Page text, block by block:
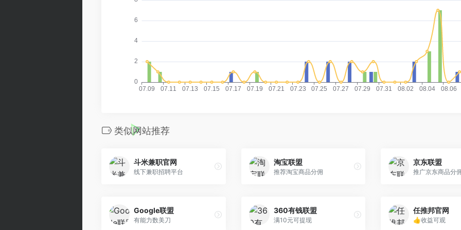
类似网站推荐
斗米兼职官网
线下兼职招聘平台
淘宝联盟
推荐淘宝商品分佣
京东联盟
推广京东商品分
Google联盟
有能力数美刀
360有钱联盟
满10元可提现
任推邦官网
👍收益可观